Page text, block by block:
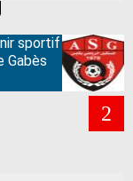
sportif
Gabès
2